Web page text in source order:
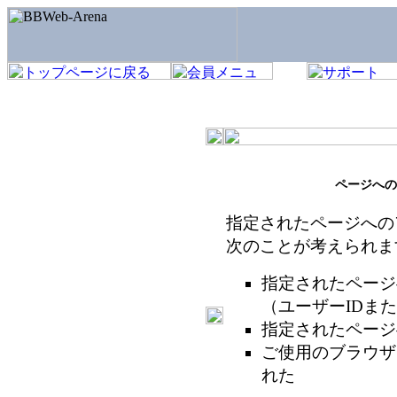
ページへ
指定されたページへ
次のことが考えられ
指定されたペー
（ユーザーIDま
指定されたペー
ご使用のブラウ
れた